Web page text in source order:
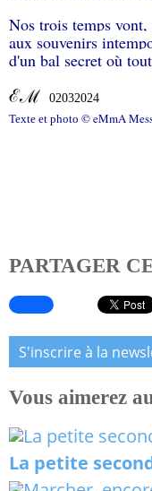
Nos trois temps vont,
aux souvenirs
d'un bal secret où
ℰℳ
02032024
Texte et photo © eMmA
PARTAGER
S'inscrire à la
Vous aimerez
La petite